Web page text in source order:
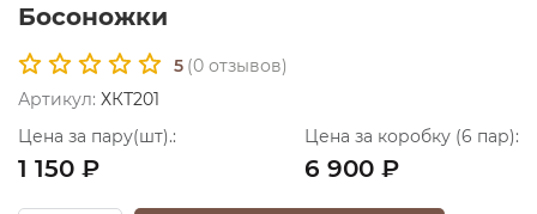
Босоножки
5 (0 отзывов)
Артикул: ХКТ201
Цена за пару(шт).:
1 150 ₽
Цена за коробку (6 пар):
6 900 ₽